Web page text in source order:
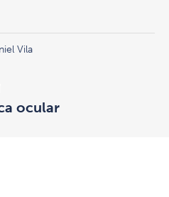
Vila
ocular